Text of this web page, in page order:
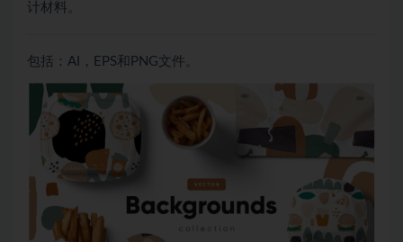
计材料。
包括：AI，EPS和PNG文件。